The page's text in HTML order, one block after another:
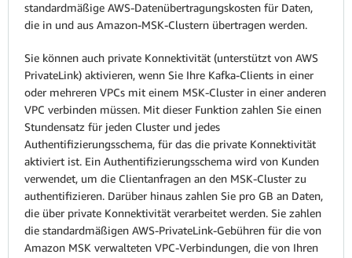
standardmäßige AWS-Datenübertragungskosten für Daten,
die in und aus Amazon-MSK-Clustern übertragen werden.
Sie können auch private Konnektivität (unterstützt von AWS
PrivateLink) aktivieren, wenn Sie Ihre Kafka-Clients in einer
oder mehreren VPCs mit einem MSK-Cluster in einer anderen
VPC verbinden müssen. Mit dieser Funktion zahlen Sie einen
Stundensatz für jeden Cluster und jedes
Authentifizierungsschema, für das die private Konnektivität
aktiviert ist. Ein Authentifizierungsschema wird von Kunden
verwendet, um die Clientanfragen an den MSK-Cluster zu
authentifizieren. Darüber hinaus zahlen Sie pro GB an Daten,
die über private Konnektivität verarbeitet werden. Sie zahlen
die standardmäßigen AWS-PrivateLink-Gebühren für die von
Amazon MSK verwalteten VPC-Verbindungen, die von Ihren